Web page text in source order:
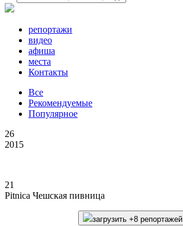
репортажи
видео
афиша
места
Контакты
Все
Рекомендуемые
Популярное
26
2015
21
Pitnica Чешская пивница
загрузить +8 репортажей